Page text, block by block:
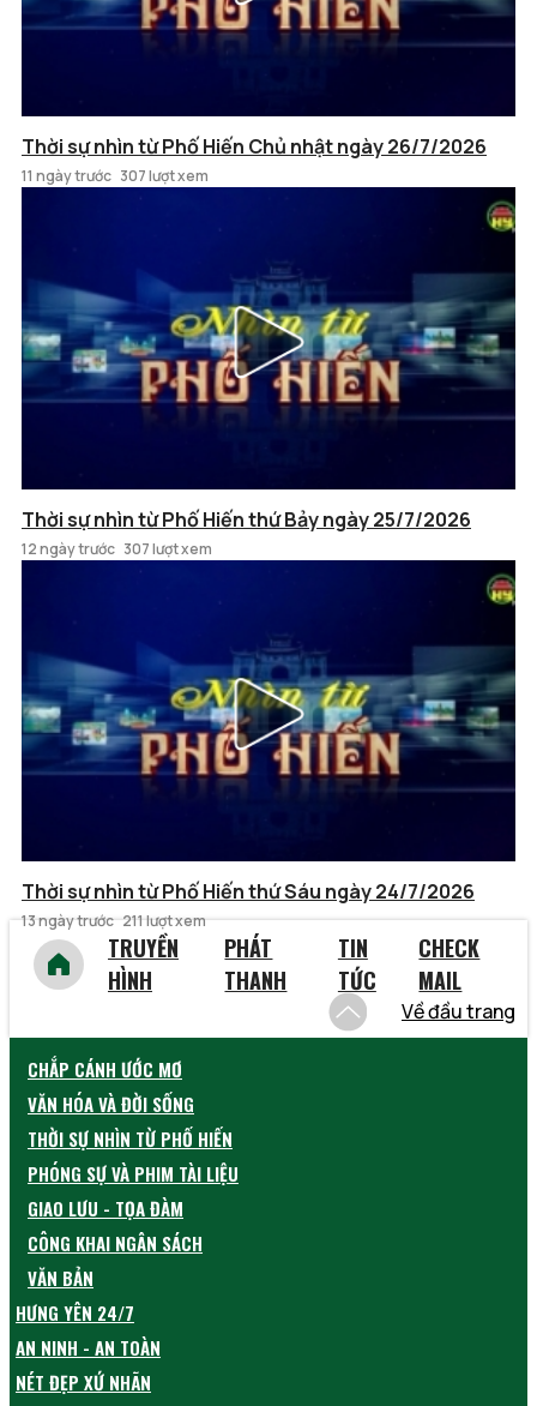
Thời sự nhìn từ Phố Hiến Chủ nhật ngày 26/7/2026
11 ngày trước 307 lượt xem
Thời sự nhìn từ Phố Hiến thứ Bảy ngày 25/7/2026
12 ngày trước 307 lượt xem
Thời sự nhìn từ Phố Hiến thứ Sáu ngày 24/7/2026
13 ngày trước 211 lượt xem
TRUYỀN
HÌNH
PHÁT
THANH
TIN
TỨC
CHECK
MAIL
Về đầu trang
CHẮP CÁNH ƯỚC MƠ
VĂN HÓA VÀ ĐỜI SỐNG
THỜI SỰ NHÌN TỪ PHỐ HIẾN
PHÓNG SỰ VÀ PHIM TÀI LIỆU
GIAO LƯU - TỌA ĐÀM
CÔNG KHAI NGÂN SÁCH
VĂN BẢN
HƯNG YÊN 24/7
AN NINH - AN TOÀN
NÉT ĐẸP XỨ NHÃN